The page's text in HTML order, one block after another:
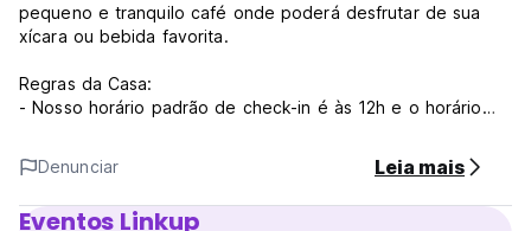
pequeno e tranquilo café onde poderá desfrutar de sua
xícara ou bebida favorita.
Regras da Casa:
- Nosso horário padrão de check-in é às 12h e o horário
antecipado e check-out tardio estão sujeitos à
disponibilidade e também podem implicar uma taxa
adicional, a critério da propriedade.
- NÃO permitimos estritamente um grupo de mais de 8
Denunciar Leia mais
Eventos Linkup